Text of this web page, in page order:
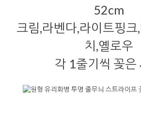
52cm
크림,라벤다,라이트핑크
치,옐로우
각 1줄기씩 꽂은